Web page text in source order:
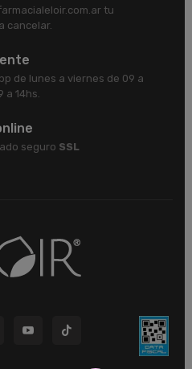
tu
cancelar.
de lunes a viernes de 09 a
a 14hs.
seguro SSL